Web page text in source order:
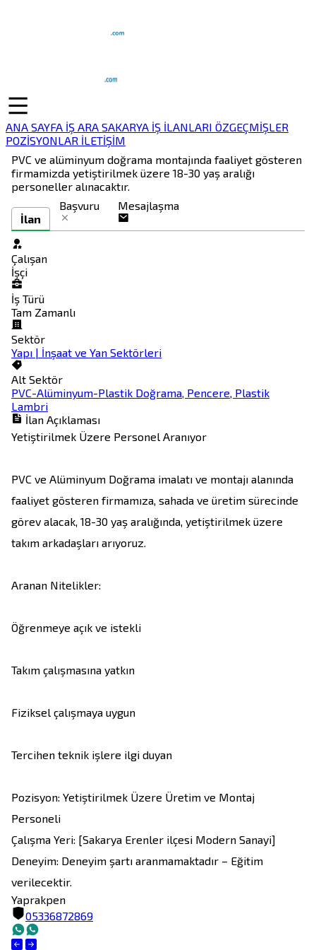
ANA SAYFA İŞ ARA SAKARYA İŞ İLANLARI ÖZGEÇMİŞLER
POZİSYONLAR İLETİŞİM
PVC ve alüminyum doğrama montajında faaliyet gösteren
firmamizda yetiştirilmek üzere 18-30 yaş aralığı
personeller alınacaktır.
İlan
Başvuru Mesajlaşma
Çalışan
İşçi
İş Türü
Tam Zamanlı
Sektör
Yapı | İnşaat ve Yan Sektörleri
Alt Sektör
PVC-Alüminyum-Plastik Doğrama, Pencere, Plastik
Lambri
İlan Açıklaması
Yetiştirilmek Üzere Personel Aranıyor
PVC ve Alüminyum Doğrama imalatı ve montajı alanında
faaliyet gösteren firmamıza, sahada ve üretim sürecinde
görev alacak, 18-30 yaş aralığında, yetiştirilmek üzere
takım arkadaşları arıyoruz.
Aranan Nitelikler:
Öğrenmeye açık ve istekli
Takım çalışmasına yatkın
Fiziksel çalışmaya uygun
Tercihen teknik işlere ilgi duyan
Pozisyon: Yetiştirilmek Üzere Üretim ve Montaj
Personeli
Çalışma Yeri: [Sakarya Erenler ilçesi Modern Sanayi]
Deneyim: Deneyim şartı aranmamaktadır – Eğitim
verilecektir.
Yaprakpen
05336872869